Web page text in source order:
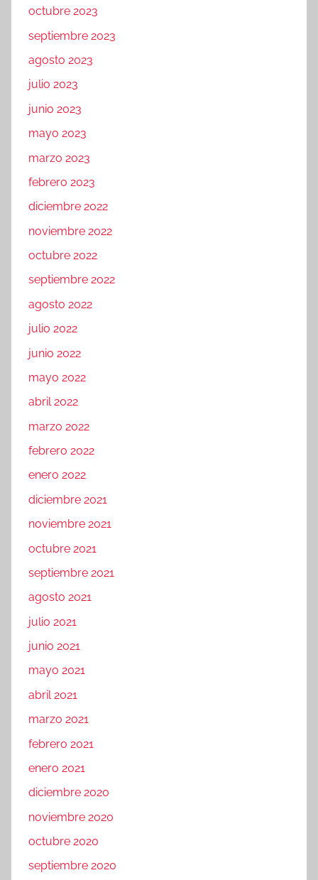
octubre 2023
septiembre 2023
agosto 2023
julio 2023
junio 2023
mayo 2023
marzo 2023
febrero 2023
diciembre 2022
noviembre 2022
octubre 2022
septiembre 2022
agosto 2022
julio 2022
junio 2022
mayo 2022
abril 2022
marzo 2022
febrero 2022
enero 2022
diciembre 2021
noviembre 2021
octubre 2021
septiembre 2021
agosto 2021
julio 2021
junio 2021
mayo 2021
abril 2021
marzo 2021
febrero 2021
enero 2021
diciembre 2020
noviembre 2020
octubre 2020
septiembre 2020